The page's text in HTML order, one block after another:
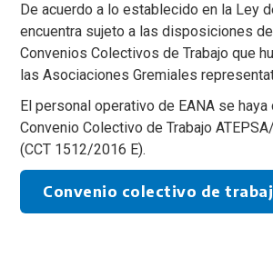
De acuerdo a lo establecido en la Ley
encuentra sujeto a las disposiciones
Convenios Colectivos de Trabajo que
las Asociaciones Gremiales
El personal operativo de EANA se
Convenio Colectivo de Trabajo
(CCT 1512/2016 E).
Convenio colectivo de